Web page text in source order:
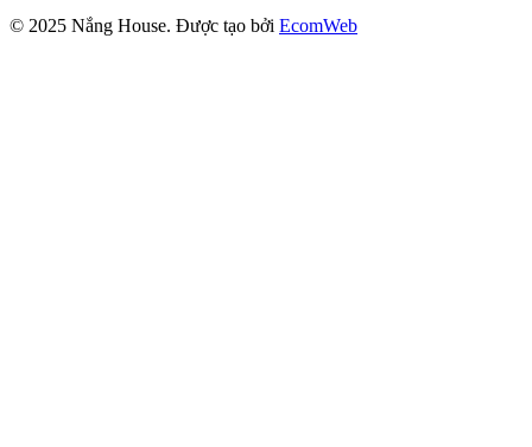
© 2025 Nắng House. Được tạo bởi EcomWeb